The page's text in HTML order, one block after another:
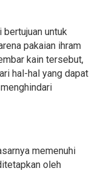
bertujuan untuk
pakaian ihram
kain tersebut,
hal-hal yang dapat
memenuhi
oleh